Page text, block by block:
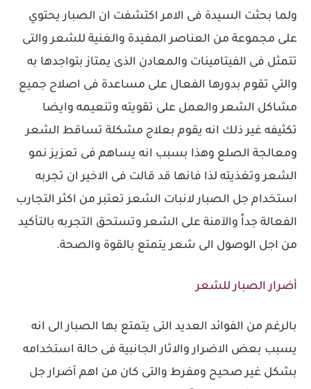
ولما بحثت السيدة فى الامر اكتشفت ان الصبار يحتوي
على مجموعة من العناصر المفيدة والغنية للشعر والتى
تتمثل فى الفيتامينات والمعادن الذى يمتاز بتواجدها به
والتي تقوم بدورها الفعال على مساعدة فى اصلاح جميع
مشاكل الشعر والعمل على تقويته وتنعيمه وايضا
تكثيفه غير ذلك انه يقوم بعلاج مشكلة تساقط الشعر
ومعالجة الصلع وهذا بسبب انه يساهم فى تعزيز نمو
الشعر وتغذيته لذا فانها قد قالت فى الاخير ان تجربه
استخدام جل الصبار لانبات الشعر تعتبر من اكثر التجارب
الفعالة جداً والآمنة على الشعر وتستحق التجربه بالتأكيد
من اجل الوصول الى شعر يتمتع بالقوة والصحة.
أضرار الصبار للشعر
بالرغم من الفوائد العديد التى يتمتع بها الصبار الى انه
يسبب بعض الاضرار والاثار الجانبية فى حالة استخدامه
بشكل غير صحيح ومفرط والتى كان من اهم أضرار جل